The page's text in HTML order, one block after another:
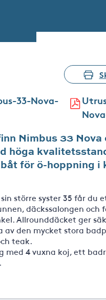
33-Nova-
Nimbus 33
höga
för ö-hoppning
större syster 35 får
däckssalongen och
Allrounddäcket ger
av den mycket stora
teak.
4 vuxna koj, ett